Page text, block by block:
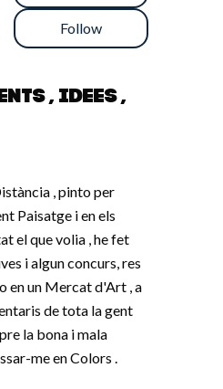
Follow
, idees ,
, pinto per
Paisatge i en els
el que volia , he fet
i algun concurs, res
en un Mercat d'Art , a
de tota la gent
la bona i mala
me en Colors .